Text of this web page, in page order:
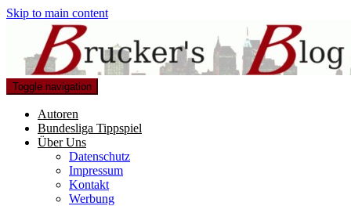
Skip to main content
Toggle navigation
Autoren
Bundesliga Tippspiel
Über Uns
Datenschutz
Impressum
Kontakt
Werbung